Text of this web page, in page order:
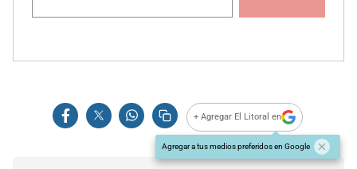
+ Agregar El Litoral en
Agregar a tus medios preferidos en Google